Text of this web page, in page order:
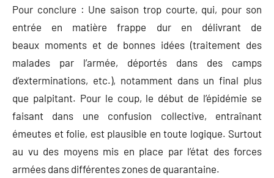
Pour conclure : Une saison trop courte, qui, pour son
entrée en matière frappe dur en délivrant de
beaux moments et de bonnes idées (traitement des
malades par l’armée, déportés dans des camps
d’exterminations, etc.), notamment dans un final plus
que palpitant. Pour le coup, le début de l’épidémie se
faisant dans une confusion collective, entraînant
émeutes et folie, est plausible en toute logique. Surtout
au vu des moyens mis en place par l’état des forces
armées dans différentes zones de quarantaine.